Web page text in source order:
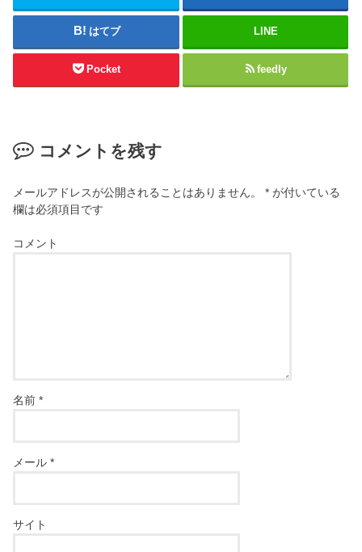
はてブ LINE
Pocket feedly
コメントを残す
メールアドレスが公開されることはありません。 * が付いている
欄は必須項目です
コメント
名前*
メール*
サイト